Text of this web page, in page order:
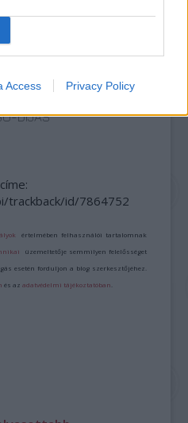
Access Privacy Policy
DÍJAS
trackback/id/7864752
értelmében felhasználói tartalomnak
üzemeltetője semmilyen felelősséget
esetén forduljon a blog szerkesztőjéhez.
és azadatvédelmi tájékoztatóban